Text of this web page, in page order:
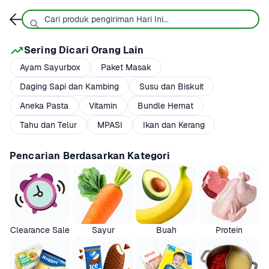
Sering Dicari Orang Lain
Ayam Sayurbox
Paket Masak
Daging Sapi dan Kambing
Susu dan Biskuit
Aneka Pasta
Vitamin
Bundle Hemat
Tahu dan Telur
MPASI Ikan dan Kerang
Pencarian Berdasarkan Kategori
Clearance Sale Sayur Buah Protein